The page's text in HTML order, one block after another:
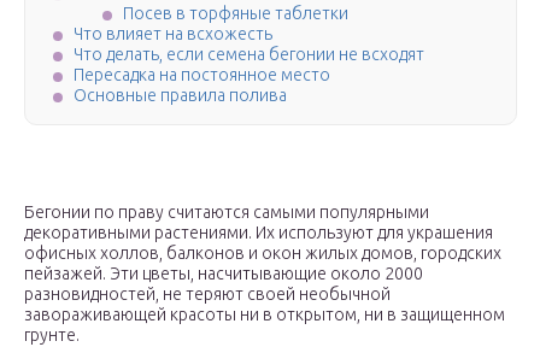
Посев в торфяные таблетки
Что влияет на всхожесть
Что делать, если семена бегонии не всходят
Пересадка на постоянное место
Основные правила полива
Бегонии по праву считаются самыми популярными
декоративными растениями. Их используют для украшения
офисных холлов, балконов и окон жилых домов, городских
пейзажей. Эти цветы, насчитывающие около 2000
разновидностей, не теряют своей необычной
завораживающей красоты ни в открытом, ни в защищенном
грунте.